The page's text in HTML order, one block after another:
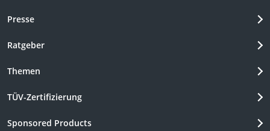
Presse
Ratgeber
Themen
TÜV-Zertifizierung
Sponsored Products